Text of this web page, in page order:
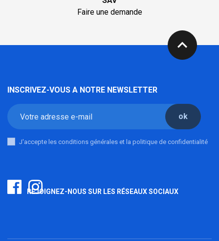
Faire une demande
expand_less
INSCRIVEZ-VOUS A NOTRE NEWSLETTER
ok
J'accepte les conditions générales et la politique de confidentialité
REJOIGNEZ-NOUS SUR LES RÉSEAUX SOCIAUX